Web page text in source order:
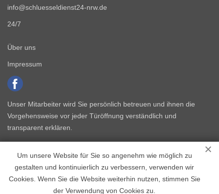
Um unsere Website für Sie so angenehm wie möglich zu
gestalten und kontinuierlich zu verbessern, verwenden wir
Cookies. Wenn Sie die Website weiterhin nutzen, stimmen Sie
der Verwendung von Cookies zu.
info@schluesseldienst24-nrw.de
24/7
Über uns
Impressum
Unser Mitarbeiter wird Sie persönlich betreuen und ihnen die
Vorgehensweise vor jeder Türöffnung verständlich und
transparent erklären.